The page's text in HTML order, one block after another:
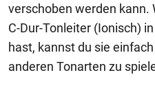
verschoben werden kann.
C-Dur-Tonleiter (Ionisch)
hast, kannst du sie
anderen Tonarten zu